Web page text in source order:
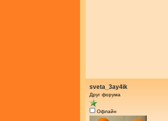
sveta_3ay4ik
Друг форума
Офлайн